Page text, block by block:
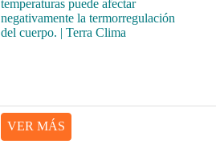
temperaturas puede afectar
negativamente la termorregulación
del cuerpo. | Terra Clima
VER MÁS